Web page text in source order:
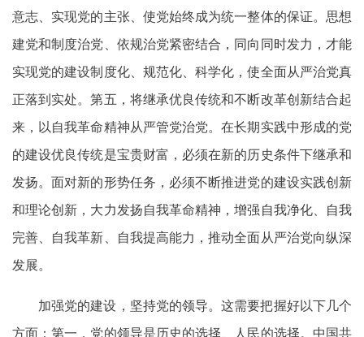
意志、实现党的主张、使党始终成为统一整体的保证。思想
建党和制度治党、依规治党紧密结合，同向同时发力，才能
实现党的建设制度化、规范化、科学化，使全面从严治党真
正落到实处。第五，将继承优良传统和不断改革创新结合起
来，以自我革命精神从严管党治党。在长期实践中形成的党
的建设优良传统是宝贵财富，必须在新的历史条件下继承和
发扬。面对新的形势任务，必须不断推进党的建设实践创新
和理论创新，大力发扬自我革命精神，增强自我净化、自我
完善、自我革新、自我提高能力，推动全面从严治党向纵深
发展。
加强党的建设，坚持党的领导。这需要把握好以下几个
方面：第一，党的领导是历史的选择、人民的选择。中国共